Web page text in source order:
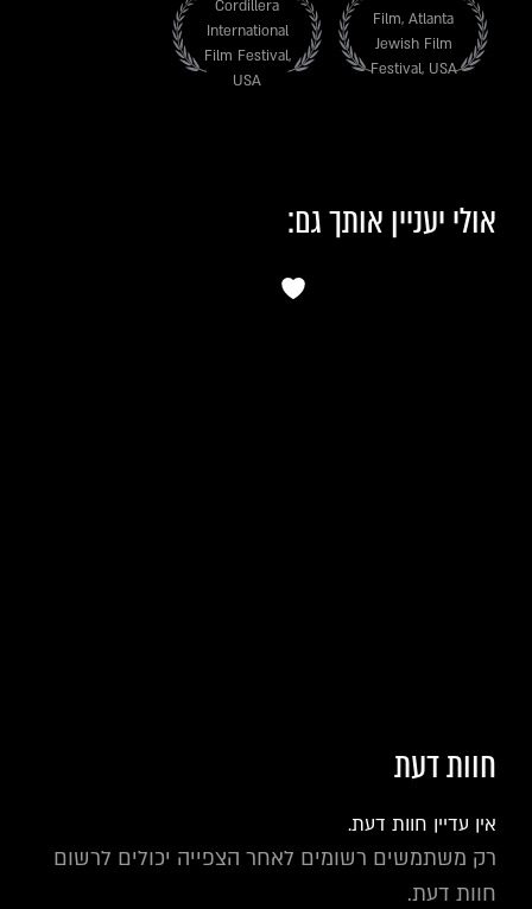
Film, Atlanta
Jewish Film
Festival, USA
Cordillera
International
Film Festival,
USA
אולי יעניין אותך גם:
חוות דעת
אין עדיין חוות דעת.
רק משתמשים רשומים לאחר הצפייה יכולים לרשום
חוות דעת.